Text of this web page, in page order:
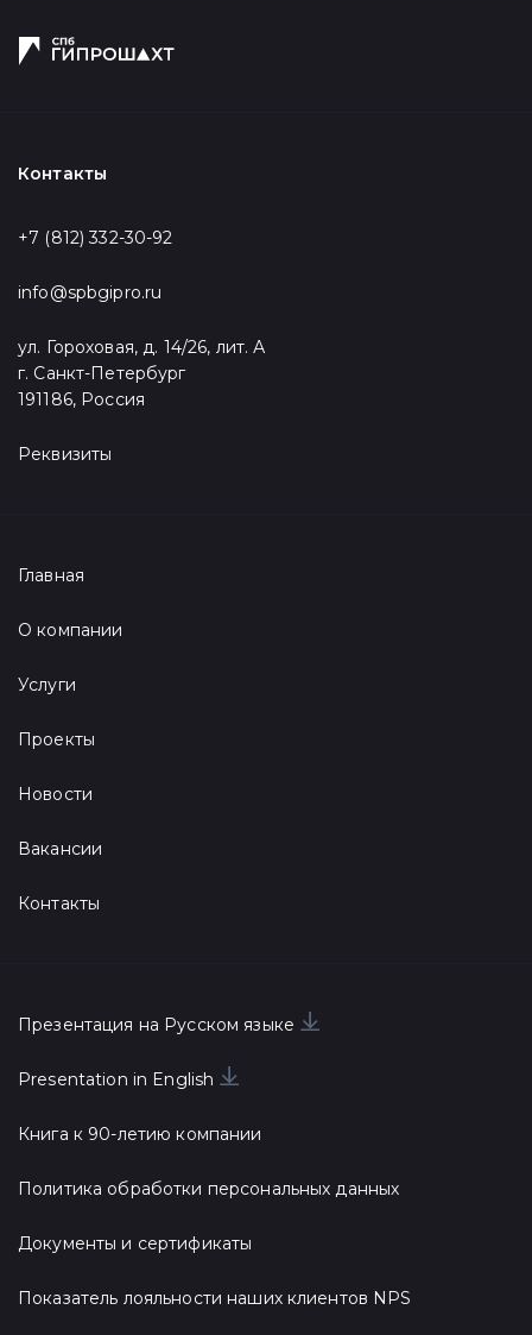
Контакты
+7 (812) 332-30-92
info@spbgipro.ru
ул. Гороховая, д. 14/26, лит. А
г. Санкт-Петербург
191186, Россия
Реквизиты
Главная
О компании
Услуги
Проекты
Новости
Вакансии
Контакты
Презентация на Русском языке
Presentation in English
Книга к 90-летию компании
Политика обработки персональных данных
Документы и сертификаты
Показатель лояльности наших клиентов NPS